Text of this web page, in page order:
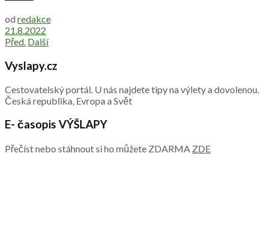
od redakce
21.8.2022
Před. Další
Vyslapy.cz
Cestovatelský portál. U nás najdete tipy na výlety a dovolenou.
Česká republika, Evropa a Svět
E- časopis VÝŠLAPY
Přečíst nebo stáhnout si ho můžete ZDARMA ZDE